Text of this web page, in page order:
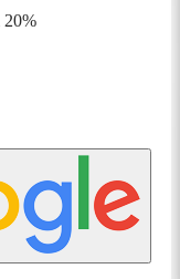
20%